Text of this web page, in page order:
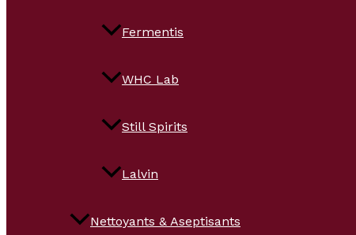
Fermentis
WHC Lab
Still Spirits
Lalvin
Nettoyants & Aseptisants